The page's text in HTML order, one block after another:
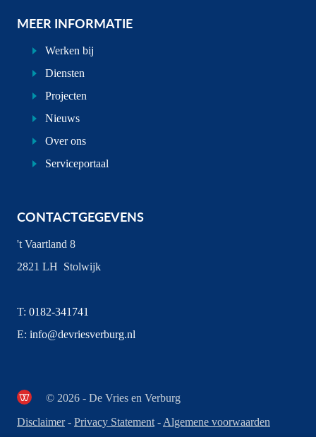
MEER INFORMATIE
Werken bij
Diensten
Projecten
Nieuws
Over ons
Serviceportaal
CONTACTGEGEVENS
't Vaartland 8
2821 LH Stolwijk
T: 0182-341741
E: info@devriesverburg.nl
© 2026 - De Vries en Verburg
Disclaimer- Privacy Statement - Algemene voorwaarden